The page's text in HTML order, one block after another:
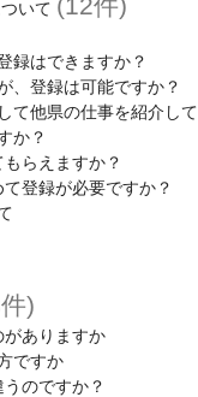
いて
録はできますか？
、登録は可能ですか？
て他県の仕事を紹介し
か？
らえますか？
登録が必要ですか？
)
がありますか
ですか
のですか？